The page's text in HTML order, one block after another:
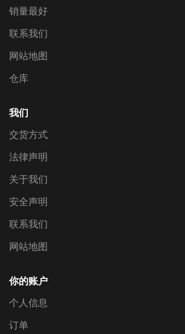
销量最好
联系我们
网站地图
仓库
我们
交货方式
法律声明
关于我们
安全声明
联系我们
网站地图
你的账户
个人信息
订单